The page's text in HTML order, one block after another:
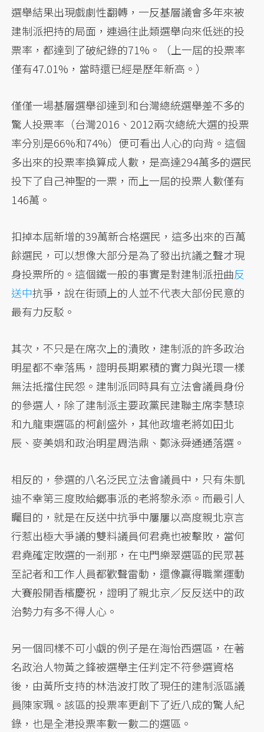
選舉結果出現戲劇性翻轉，一反基層議會多年來被
建制派把持的局面，連過往此類選舉向來低迷的投
票率，都達到了破紀錄的71%。（上一屆的投票率
僅有47.01%，當時還已經是歷年新高。）
僅僅一場基層選舉卻達到和台灣總統選舉差不多的
驚人投票率（台灣2016、2012兩次總統大選的投票
率分別是66%和74%）便可看出人心的向背。這個
多出來的投票率換算成人數，是高達294萬多的選民
投下了自己神聖的一票，而上一屆的投票人數僅有
146萬。
扣掉本屆新增的39萬新合格選民，這多出來的百萬
餘選民，可以想像大部分是為了發出抗議之聲才現
身投票所的。這個鐵一般的事實是對建制派扭曲反
送中抗爭，說在街頭上的人並不代表大部份民意的
最有力反駁。
其次，不只是在席次上的潰敗，建制派的許多政治
明星都不幸落馬，證明長期累積的實力與光環一樣
無法抵擋住民怨。建制派同時具有立法會議員身份
的參選人，除了建制派主要政黨民建聯主席李慧琼
和九龍東選區的柯創盛外，其他政壇老將如田北
辰、麥美娟和政治明星周浩鼎、鄭泳舜通通落選。
相反的，參選的八名泛民立法會議員中，只有朱凱
迪不幸第三度敗給郷事派的老將黎永添。而最引人
矚目的，就是在反送中抗爭中屢屢以高度親北京言
行惹出極大爭議的雙料議員何君堯也被擊敗，當何
君堯確定敗選的一剎那，在屯門樂翠選區的民眾甚
至記者和工作人員都歡聲雷動，還像贏得職業運動
大賽般開香檳慶祝，證明了親北京／反反送中的政
治勢力有多不得人心。
另一個同樣不可小覷的例子是在海怡西選區，在著
名政治人物黃之鋒被選舉主任判定不符參選資格
後，由黃所支持的林浩波打敗了現任的建制派區議
員陳家珮。該區的投票率更創下了近八成的驚人紀
錄，也是全港投票率數一數二的選區。